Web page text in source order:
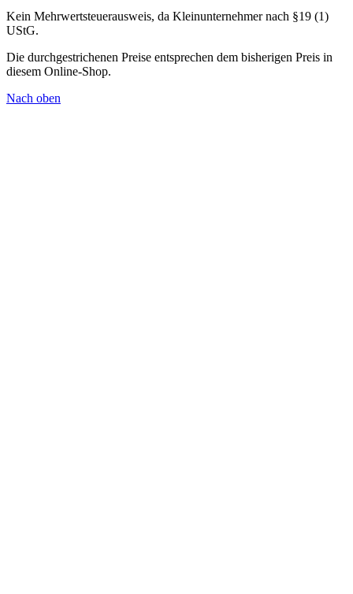
Kein Mehrwertsteuerausweis, da Kleinunternehmer nach §19 (1)
UStG.
Die durchgestrichenen Preise entsprechen dem bisherigen Preis in
diesem Online-Shop.
Nach oben